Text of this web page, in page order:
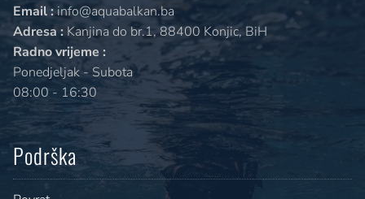
Email :info@aquabalkan.ba
Adresa : Kanjina do br.1, 88400 Konjic, BiH
Radno vrijeme :
Ponedjeljak - Subota
08:00 - 16:30
Podrška